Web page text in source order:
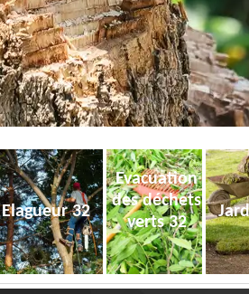
Elagueur 32
Evacuation
des déchets
verts 32